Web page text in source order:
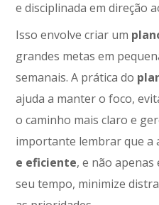
e disciplinada em direção
Isso envolve criar um
grandes metas em
semanais. A prática do
ajuda a manter o foco,
o caminho mais claro e
importante lembrar que a
e eficiente, e não
seu tempo, minimize